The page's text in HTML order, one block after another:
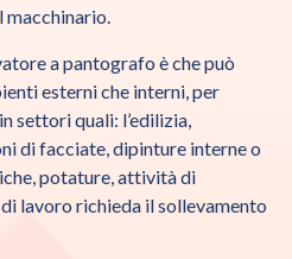
macchinario.
a pantografo è che può
esterni che interni, per
settori quali: l’edilizia,
di facciate, dipinture interne o
potature, attività di
lavoro richieda il sollevamento